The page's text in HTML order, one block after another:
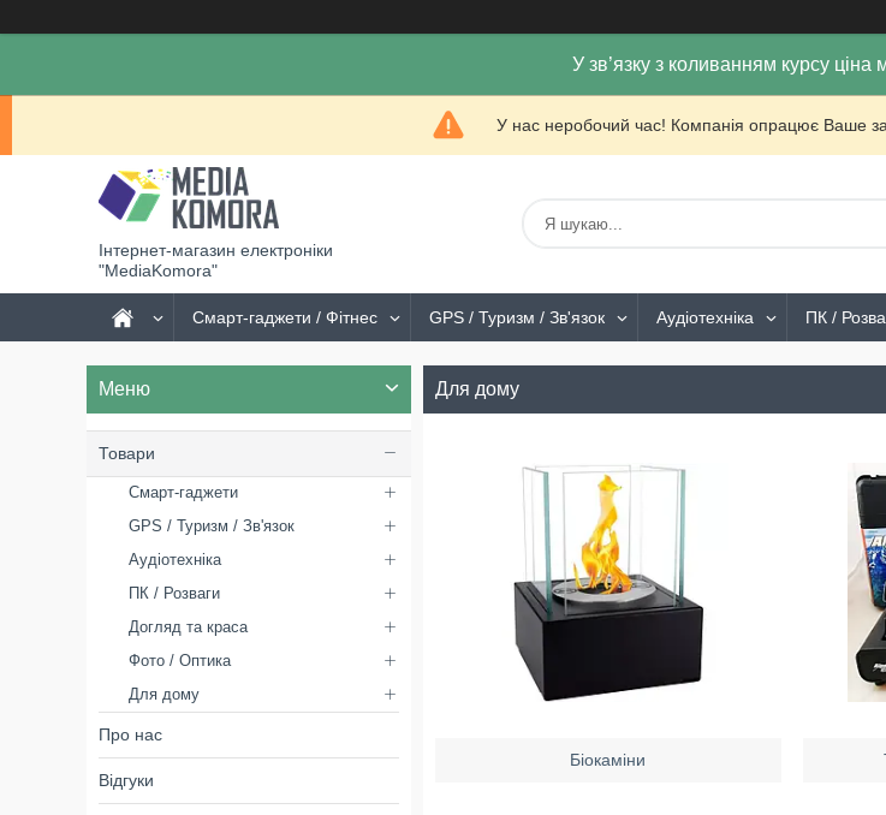
У зв’язку з коливанням курсу ціна
У нас неробочий час! Компанія опрацює Ваше
Інтернет-магазин електроніки
"MediaKomora"
Смарт-гаджети / Фітнес GPS / Туризм / Зв'язок Аудіотехніка ПК /
Для дому
Біокаміни
Товари
Смарт-гаджети
GPS / Туризм / Зв'язок
Аудіотехніка
ПК / Розваги
Догляд та краса
Фото / Оптика
Для дому
Про нас
Відгуки